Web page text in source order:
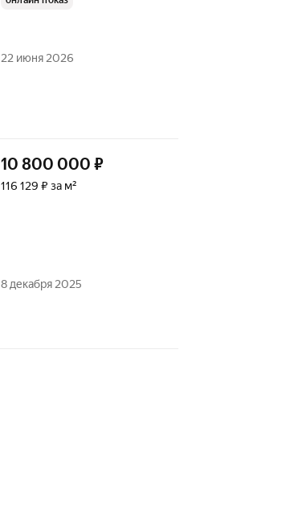
22 июня 2026
10 800 000 ₽
116 129 ₽ за м²
8 декабря 2025